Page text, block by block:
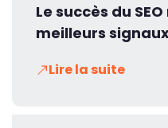
Le succès du
meilleurs
Lire la suite